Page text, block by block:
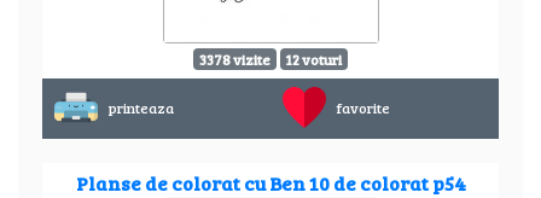
3378 vizite 12 voturi
printeaza favorite
Planse de colorat cu Ben 10 de colorat p54